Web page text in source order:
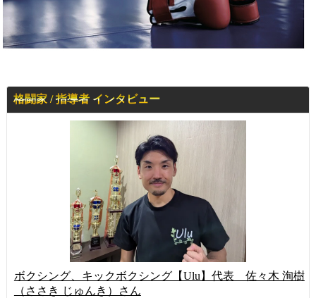
格闘家 / 指導者 インタビュー
ボクシング、キックボクシング【Ulu】代表 佐々木 洵樹
（ささき じゅんき）さん